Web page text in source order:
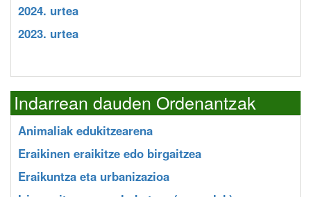
2024. urtea
2023. urtea
Indarrean dauden Ordenantzak
Animaliak edukitzearena
Eraikinen eraikitze edo birgaitzea
Eraikuntza eta urbanizazioa